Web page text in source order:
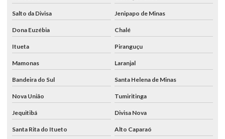
Salto da Divisa Jenipapo de Minas
Dona Euzébia Chalé
Itueta Piranguçu
Mamonas Laranjal
Bandeira do Sul Santa Helena de Minas
Nova União Tumiritinga
Jequitibá Divisa Nova
Santa Rita do Itueto Alto Caparaó